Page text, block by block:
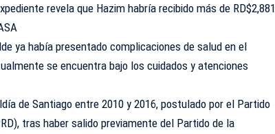
revela que Hazim habría recibido más de RD$2,881
ya había presentado complicaciones de salud en el
se encuentra bajo los cuidados y atenciones
de Santiago entre 2010 y 2016, postulado por el Partido
tras haber salido previamente del Partido de la